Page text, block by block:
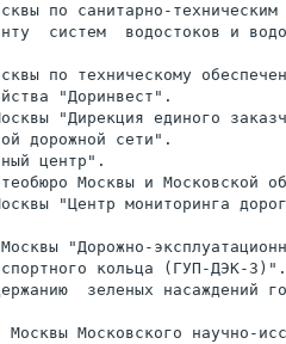
по санитарно-техническим
систем  водостоков и
по техническому
"Доринвест".
"Дирекция единого
дорожной сети".
центр".
Москвы и Московской
"Центр мониторинга
"Дорожно-
кольца (ГУП-ДЭК-3)".
зеленых насаждений
Москвы Московского научно-